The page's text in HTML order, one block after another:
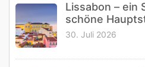
Lissabon – ein
schöne
30. Juli 2026